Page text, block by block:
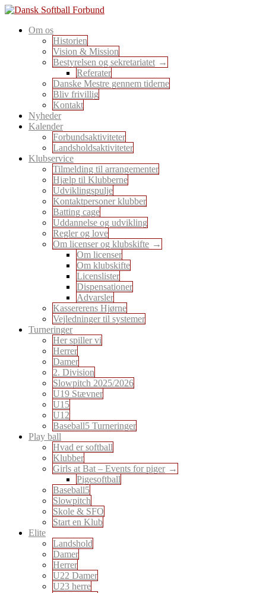
Skip
content
Dansk Softball Forbund
En sport for alle
Om os
Historien
Vision & Mission
Bestyrelsen og sekretariatet
Referater
Danske Mestre gennem tiderne
Bliv frivillig
Kontakt
Nyheder
Kalender
Forbundsaktiviteter
Landsholdsaktiviteter
Klubservice
Tilmelding til arrangementer
Hjælp til Klubberne
Udviklingspulje
Kontaktpersoner klubber
Batting cage
Uddannelse og udvikling
Regler og love
Om licenser og klubskifte
Om licenser
Om klubskifte
Licenslister
Dispensationer
Advarsler
Kassererens Hjørne
Vejledninger til systemer
Turneringer
Her spiller vi
Herrer
Damer
2. Division
Slowpitch 2025/2026
U19 Stævner
U15
U12
Baseball5 Turneringer
Play ball
Hvad er softball
Klubber
Girls at Bat – Events for piger
Pigesoftball
Baseball5
Slowpitch
Skole & SFO
Start en Klub
Elite
Landshold
Damer
Herrer
U22 Damer
U23 herre